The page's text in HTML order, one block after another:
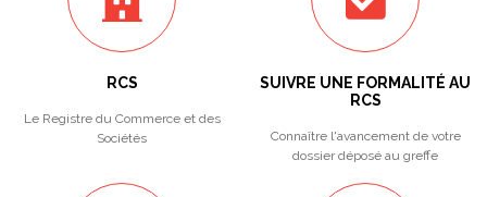
RCS
Le Registre du Commerce et des
Sociétés
SUIVRE UNE FORMALITÉ AU
RCS
Connaître l'avancement de votre
dossier déposé au greffe